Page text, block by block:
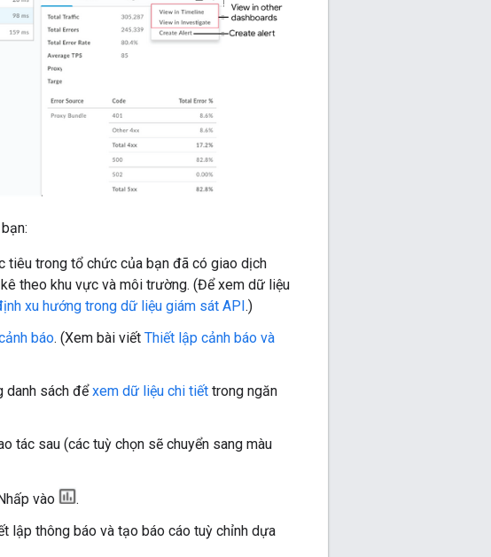
tiêu trong tổ chức của bạn đã có giao dịch
theo khu vực và môi trường. (Để xem dữ liệu
xu hướng trong dữ liệu giám sát API .)
báo. (Xem bài viết Thiết lập cảnh báo và
danh sách đểxem dữ liệu chi tiết trong ngăn
tác sau (các tuỳ chọn sẽ chuyển sang màu
vào
.
lập thông báo và tạo báo cáo tuỳ chỉnh dựa